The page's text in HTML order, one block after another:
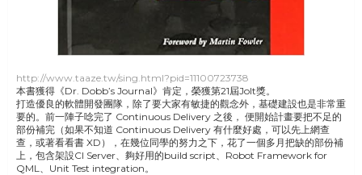
http://www.taaze.tw/sing.html?pid=11100723738
本書獲得《Dr. Dobb’s Journal》肯定，榮獲第21屆Jolt獎。
打造優良的軟體開發團隊，除了要大家有敏捷的觀念外，基礎建設也是非常重
要的。前一陣子唸完了 Continuous Delivery 之後， 便開始計畫要把不足的
部份補完（如果不知道 Continuous Delivery 有什麼好處，可以先上網查
查，或著看看書 XD），在幾位同學的努力之下，花了一個多月把缺的部份補
上，包含架設CI Server、夠好用的build script、Robot Framework for
QML、Unit Test integration。